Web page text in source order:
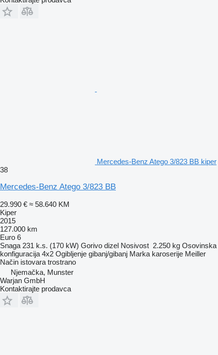
Mercedes-Benz Atego 3/823 BB kiper
38
Mercedes-Benz Atego 3/823 BB
29.990 € ≈ 58.640 KM
Kiper
2015
127.000 km
Euro 6
Snaga 231 k.s. (170 kW) Gorivo dizel Nosivost 2.250 kg Osovinska
konfiguracija 4x2 Ogibljenje gibanj/gibanj Marka karoserije Meiller
Način istovara trostrano
Njemačka, Munster
Warjan GmbH
Kontaktirajte prodavca